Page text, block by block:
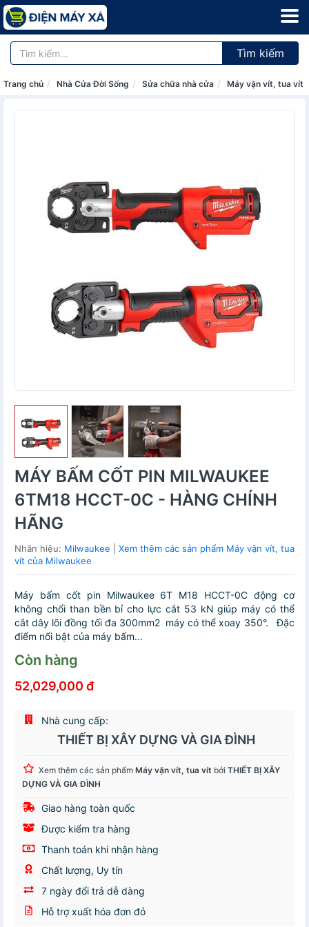
Tìm kiếm
Trang chủ Nhà Cửa Đời Sống Sửa chữa nhà cửa Máy vặn vít, tua vít
MÁY BẤM CỐT PIN MILWAUKEE
6TM18 HCCT-0C - HÀNG CHÍNH
HÃNG
Nhãn hiệu: Milwaukee
Xem thêm các sản phẩm Máy vặn vít, tua
vít của Milwaukee
Máy bấm cốt pin Milwaukee 6T M18 HCCT-0C động cơ
không chổi than bền bỉ cho lực cắt 53 kN giúp máy có thể
cắt dây lõi đồng tối đa 300mm2 máy có thể xoay 350°. Đặc
điểm nổi bật của máy bấm...
Còn hàng
52,029,000 đ
Nhà cung cấp:
THIẾT BỊ XÂY DỰNG VÀ GIA ĐÌNH
Xem thêm các sản phẩm Máy vặn vít, tua vít bởi THIẾT BỊ XÂY
DỰNG VÀ GIA ĐÌNH
Giao hàng toàn quốc
Được kiểm tra hàng
Thanh toán khi nhận hàng
Chất lượng, Uy tín
7 ngày đổi trả dễ dàng
Hỗ trợ xuất hóa đơn đỏ